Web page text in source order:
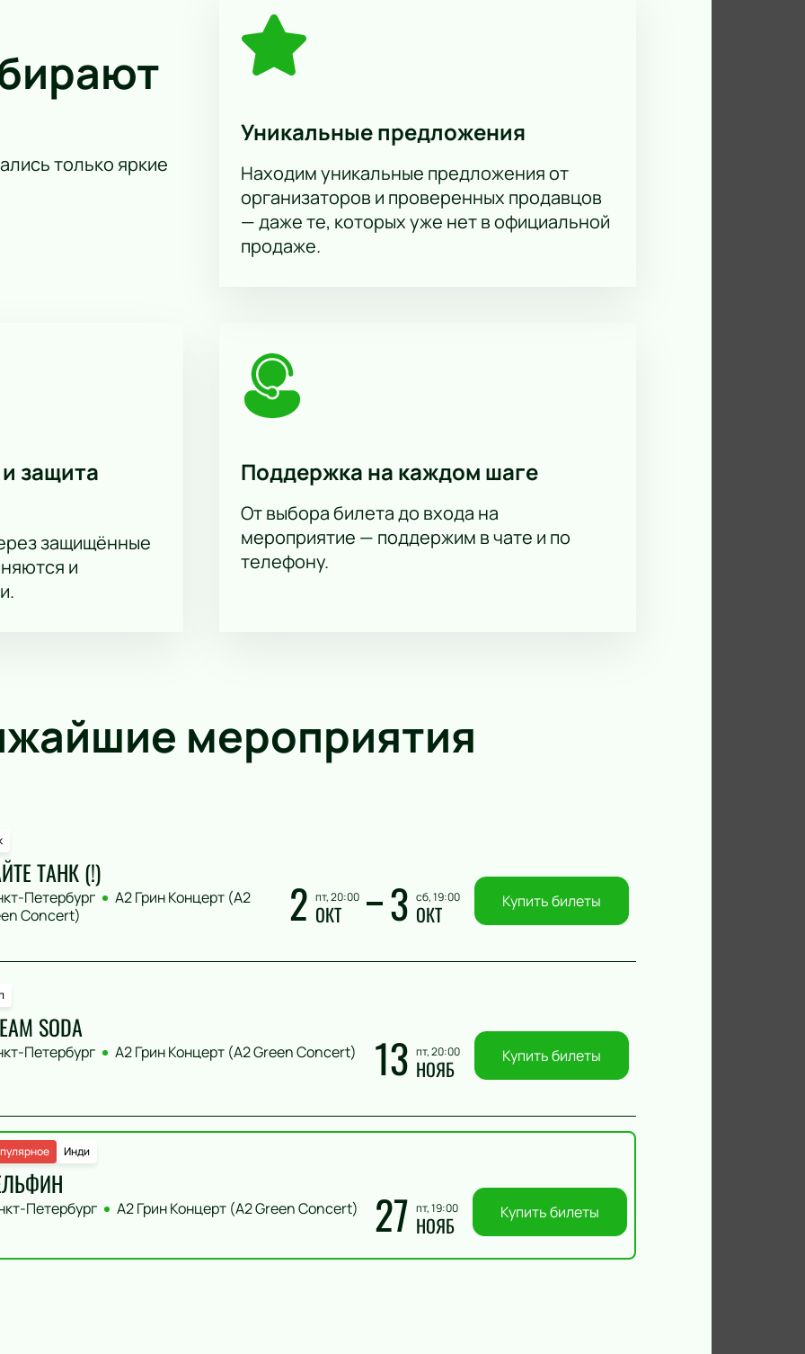
только яркие
Уникальные предложения
Находим уникальные предложения от
организаторов и проверенных продавцов
— даже те, которых уже нет в официальной
продаже.
защита
защищённые
и
Поддержка на каждом шаге
От выбора билета до входа на
мероприятие — поддержим в чате и по
телефону.
мероприятия
ТАНК (!)
Петербург
А2 Грин Концерт (A2
Concert)
2 пт, 20:00
ОКТ 3 сб, 19:00
ОКТ Купить билеты
SODA
Петербург А2 Грин Концерт (A2 Green Concert) 13 пт, 20:00
НОЯБ Купить билеты
Инди
Петербург А2 Грин Концерт (A2 Green Concert) 27 пт, 19:00
НОЯБ Купить билеты